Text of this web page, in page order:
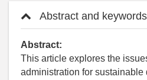
Abstract and keywords
Abstract:
This article explores the
administration for